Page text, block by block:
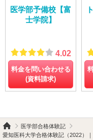
医学部予備校【富
士学院】
4.02
料金を問い合わせる
(資料請求)
医学部合格体験記
愛知医科大学合格体験記（2022）